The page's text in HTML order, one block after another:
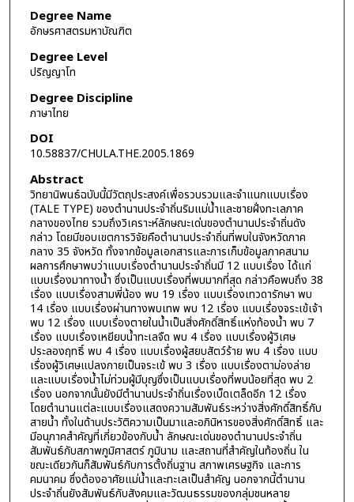
Degree Name
อักษรศาสตรมหาบัณฑิต
Degree Level
ปริญญาโท
Degree Discipline
ภาษาไทย
DOI
10.58837/CHULA.THE.2005.1869
Abstract
วิทยานิพนธ์ฉบับนี้มีวัตถุประสงค์เพื่อรวบรวมและจำแนกแบบเรื่อง
(TALE TYPE) ของตำนานประจำถิ่นริมแม่น้ำและชายฝั่งทะเลภาค
กลางของไทย รวมถึงวิเคราะห์ลักษณะเด่นของตำนานประจำถิ่นดัง
กล่าว โดยมีขอบเขตการวิจัยคือตำนานประจำถิ่นที่พบในจังหวัดภาค
กลาง 35 จังหวัด ทั้งจากข้อมูลเอกสารและการเก็บข้อมูลภาคสนาม
ผลการศึกษาพบว่าแบบเรื่องตำนานประจำถิ่นมี 12 แบบเรื่อง ได้แก่
แบบเรื่องมาทางน้ำ ซึ่งเป็นแบบเรื่องที่พบมากที่สุด กล่าวคือพบถึง 38
เรื่อง แบบเรื่องสามพี่น้อง พบ 19 เรื่อง แบบเรื่องเทวดารักษา พบ
14 เรื่อง แบบเรื่องผ่านทางพบเทพ พบ 12 เรื่อง แบบเรื่องจระเข้เจ้า
พบ 12 เรื่อง แบบเรื่องตายในน้ำเป็นสิ่งศักดิ์สิทธิ์แห่งท้องน้ำ พบ 7
เรื่อง แบบเรื่องเหยียบน้ำทะเลจืด พบ 4 เรื่อง แบบเรื่องผู้วิเศษ
ประลองฤทธิ์ พบ 4 เรื่อง แบบเรื่องผู้สยบสัตว์ร้าย พบ 4 เรื่อง แบบ
เรื่องผู้วิเศษแปลงกายเป็นจระเข้ พบ 3 เรื่อง แบบเรื่องตาม่องล่าย
และแบบเรื่องน้ำไม่ท่วมผู้มีบุญซึ่งเป็นแบบเรื่องที่พบน้อยที่สุด พบ 2
เรื่อง นอกจากนั้นยังมีตำนานประจำถิ่นเรื่องเบ็ดเตล็ดอีก 12 เรื่อง
โดยตำนานแต่ละแบบเรื่องแสดงความสัมพันธ์ระหว่างสิ่งศักดิ์สิทธิ์กับ
สายน้ำ ทั้งในด้านประวัติความเป็นมาและอภินิหารของสิ่งศักดิ์สิทธิ์ และ
มีอนุภาคสำคัญที่เกี่ยวข้องกับน้ำ ลักษณะเด่นของตำนานประจำถิ่น
สัมพันธ์กับสภาพภูมิศาสตร์ ภูมินาม และสถานที่สำคัญในท้องถิ่น ใน
ขณะเดียวกันก็สัมพันธ์กับการตั้งถิ่นฐาน สภาพเศรษฐกิจ และการ
คมนาคม ซึ่งต้องอาศัยแม่น้ำและทะเลเป็นสำคัญ นอกจากนี้ตำนาน
ประจำถิ่นยังสัมพันธ์กับสังคมและวัฒนธรรมของกลุ่มชนหลาย